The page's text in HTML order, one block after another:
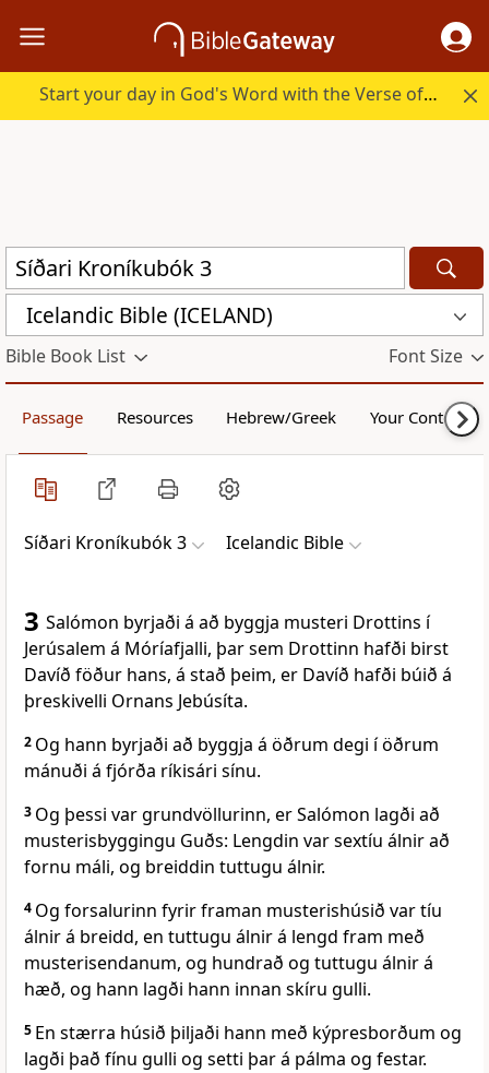
Start your day in God's Word with the Verse of the Day.
Icelandic Bible (ICELAND)
Bible Book List Font Size
Passage Resources Hebrew/Greek Your Content
Síðari Kroníkubók 3 Icelandic Bible
3 Salómon byrjaði á að byggja musteri Drottins í
Jerúsalem á Móríafjalli, þar sem Drottinn hafði birst
Davíð föður hans, á stað þeim, er Davíð hafði búið á
þreskivelli Ornans Jebúsíta.
2 Og hann byrjaði að byggja á öðrum degi í öðrum
mánuði á fjórða ríkisári sínu.
3 Og þessi var grundvöllurinn, er Salómon lagði að
musterisbyggingu Guðs: Lengdin var sextíu álnir að
fornu máli, og breiddin tuttugu álnir.
4 Og forsalurinn fyrir framan musterishúsið var tíu
álnir á breidd, en tuttugu álnir á lengd fram með
musterisendanum, og hundrað og tuttugu álnir á
hæð, og hann lagði hann innan skíru gulli.
5 En stærra húsið þiljaði hann með kýpresborðum og
lagði það fínu gulli og setti þar á pálma og festar.